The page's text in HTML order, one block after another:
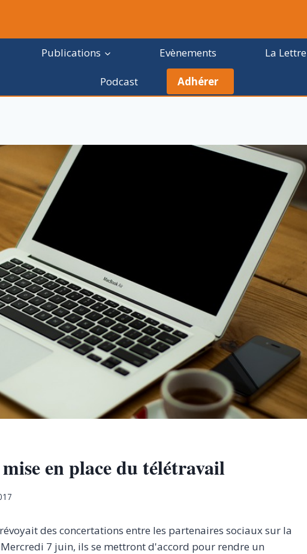
Publications Evènements La Lettre
Podcast Adhérer
en place du télétravail
des concertations entre les partenaires sociaux sur la
7 juin, ils se mettront d'accord pour rendre un